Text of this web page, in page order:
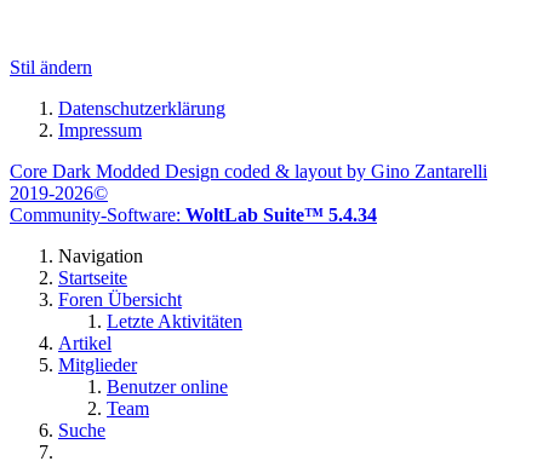
Stil ändern
Datenschutzerklärung
Impressum
Core Dark Modded Design coded & layout by Gino Zantarelli
2019-2026©
Community-Software: WoltLab Suite™ 5.4.34
Navigation
Startseite
Foren Übersicht
Letzte Aktivitäten
Artikel
Mitglieder
Benutzer online
Team
Suche